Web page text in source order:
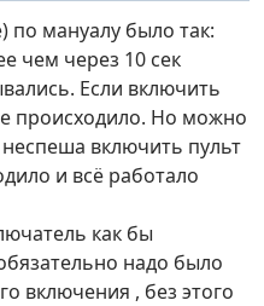
по мануалу было так:
чем через 10 сек
Если включить
происходило. Но можно
включить пульт
и всё работало
как бы
надо было
включения , без этого